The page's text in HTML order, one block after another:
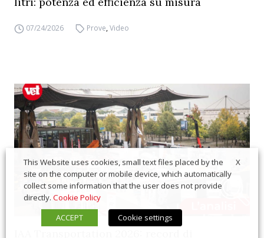
07/24/2026 Prove,Video
X
This Website uses cookies, small text files placed by the
site on the computer or mobile device, which automatically
collect some information that the user does not provide
directly. Cookie Policy
ACCEPT
Cookie settings